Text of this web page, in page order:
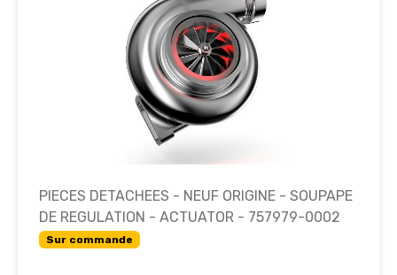
PIECES DETACHEES - NEUF ORIGINE - SOUPAPE
DE REGULATION - ACTUATOR - 757979-0002
Sur commande